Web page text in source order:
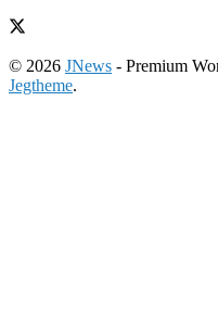
© 2026 JNews - Premium
Jegtheme.